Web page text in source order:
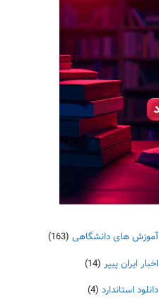
آموزش های دانشگاهی (163)
اخبار ایران پیپر (14)
دانلود استاندارد (4)